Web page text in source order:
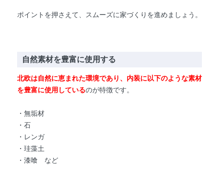
ポイントを押さえて、スムーズに家づくりを進めましょう。
自然素材を豊富に使用する
北欧は自然に恵まれた環境であり、内装に以下のような素材
を豊富に使用しているのが特徴です。
・無垢材
・石
・レンガ
・珪藻土
・漆喰 など